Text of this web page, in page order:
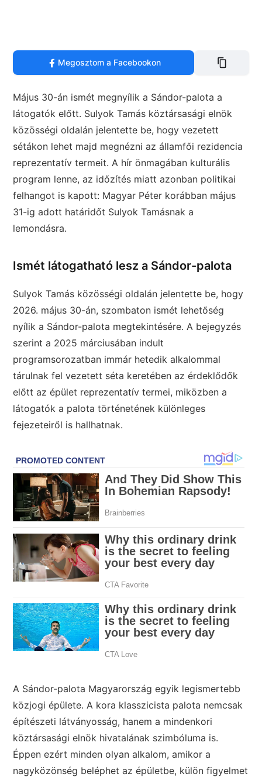
Megosztom a Facebookon
Május 30-án ismét megnyílik a Sándor-palota a
látogatók előtt. Sulyok Tamás köztársasági elnök
közösségi oldalán jelentette be, hogy vezetett
sétákon lehet majd megnézni az államfői rezidencia
reprezentatív termeit. A hír önmagában kulturális
program lenne, az időzítés miatt azonban politikai
felhangot is kapott: Magyar Péter korábban május
31-ig adott határidőt Sulyok Tamásnak a
lemondásra.
Ismét látogatható lesz a Sándor-palota
Sulyok Tamás közösségi oldalán jelentette be, hogy
2026. május 30-án, szombaton ismét lehetőség
nyílik a Sándor-palota megtekintésére. A bejegyzés
szerint a 2025 márciusában indult
programsorozatban immár hetedik alkalommal
tárulnak fel vezetett séta keretében az érdeklődők
előtt az épület reprezentatív termei, miközben a
látogatók a palota történetének különleges
fejezeteiről is hallhatnak.
A Sándor-palota Magyarország egyik legismertebb
közjogi épülete. A kora klasszicista palota nemcsak
építészeti látványosság, hanem a mindenkori
köztársasági elnök hivatalának szimbóluma is.
Éppen ezért minden olyan alkalom, amikor a
nagyközönség beléphet az épületbe, külön figyelmet